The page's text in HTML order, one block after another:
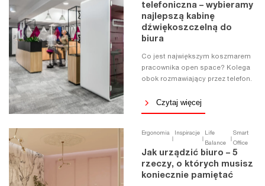
telefoniczna – wybieramy
najlepszą kabinę
dźwiękoszczelną do
biura
Co jest największym koszmarem
pracownika open space? Kolega
obok rozmawiający przez telefon.
Czytaj więcej
Ergonomia Inspiracje
Life
Balance
Smart
Office
Jak urządzić biuro – 5
rzeczy, o których musisz
koniecznie pamiętać